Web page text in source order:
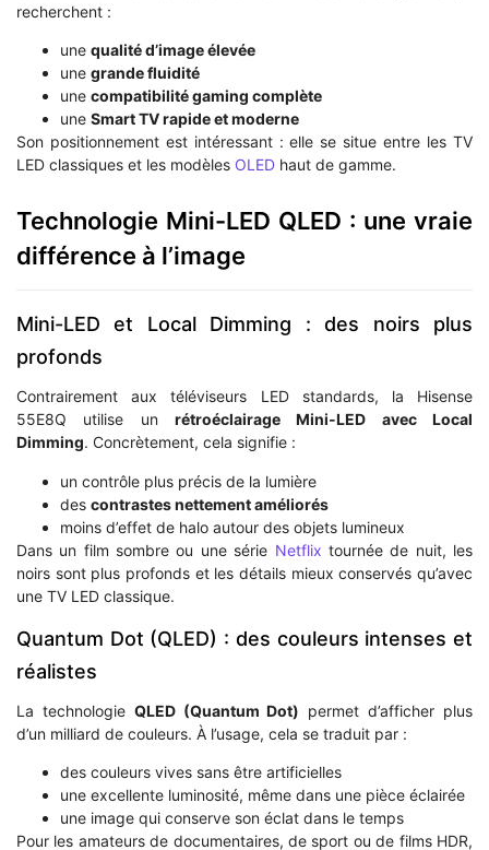
recherchent :
une qualité d’image élevée
une grande fluidité
une compatibilité gaming complète
une Smart TV rapide et moderne
Son positionnement est intéressant : elle se situe entre les TV
LED classiques et les modèles OLED haut de gamme.
Technologie Mini-LED QLED : une vraie
différence à l’image
Mini-LED et Local Dimming : des noirs plus
profonds
Contrairement aux téléviseurs LED standards, la Hisense
55E8Q utilise un rétroéclairage Mini-LED avec Local
Dimming. Concrètement, cela signifie :
un contrôle plus précis de la lumière
des contrastes nettement améliorés
moins d’effet de halo autour des objets lumineux
Dans un film sombre ou une série Netflix tournée de nuit, les
noirs sont plus profonds et les détails mieux conservés qu’avec
une TV LED classique.
Quantum Dot (QLED) : des couleurs intenses et
réalistes
La technologie QLED (Quantum Dot) permet d’afficher plus
d’un milliard de couleurs. À l’usage, cela se traduit par :
des couleurs vives sans être artificielles
une excellente luminosité, même dans une pièce éclairée
une image qui conserve son éclat dans le temps
Pour les amateurs de documentaires, de sport ou de films HDR,